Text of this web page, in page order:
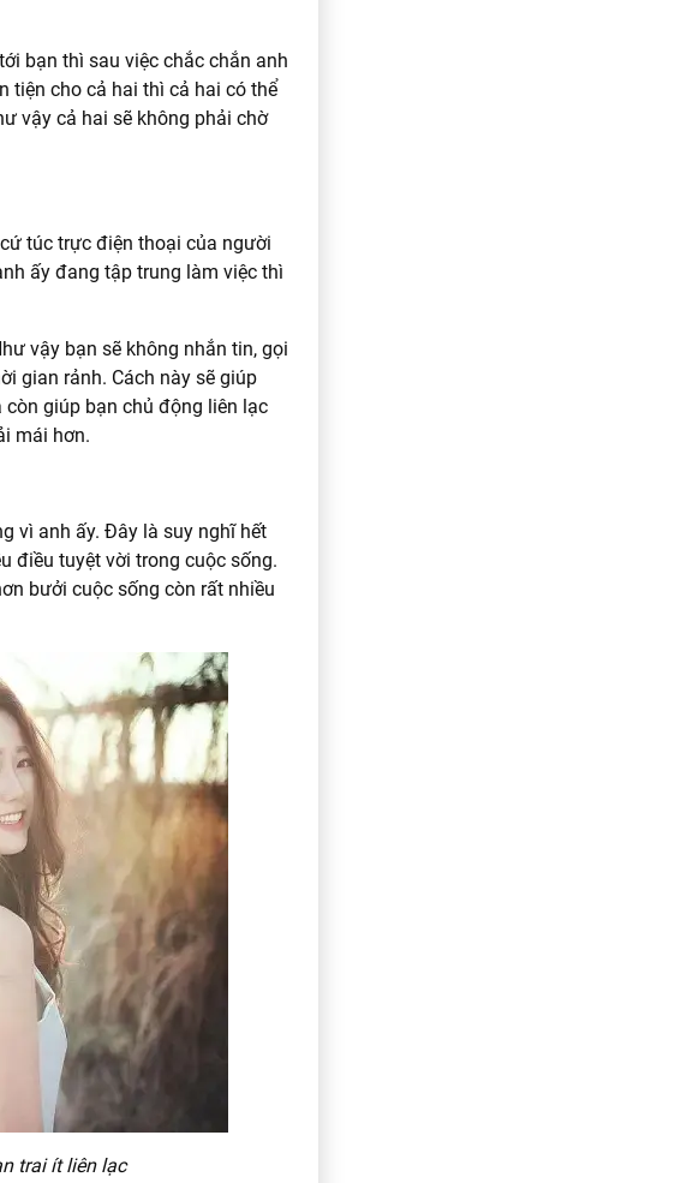
bạn thì sau việc chắc chắn anh
tiện cho cả hai thì cả hai có thể
vậy cả hai sẽ không phải chờ
túc trực điện thoại của người
ấy đang tập trung làm việc thì
vậy bạn sẽ không nhắn tin, gọi
gian rảnh. Cách này sẽ giúp
giúp bạn chủ động liên lạc
mái hơn.
vì anh ấy. Đây là suy nghĩ hết
điều tuyệt vời trong cuộc sống.
bưởi cuộc sống còn rất nhiều
trai ít liên lạc